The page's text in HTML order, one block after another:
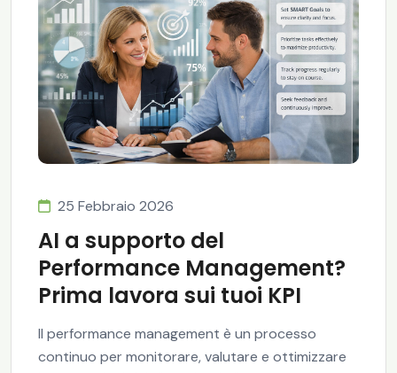
25 Febbraio 2026
AI a supporto del
Performance Management?
Prima lavora sui tuoi KPI
Il performance management è un processo
continuo per monitorare, valutare e ottimizzare